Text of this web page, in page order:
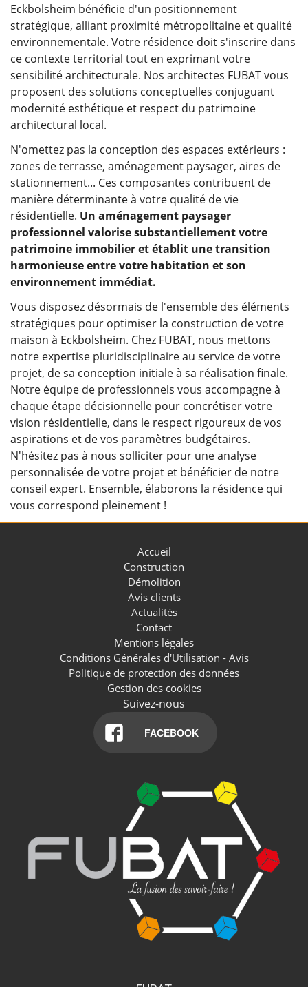
Eckbolsheim bénéficie d'un positionnement
stratégique, alliant proximité métropolitaine et qualité
environnementale. Votre résidence doit s'inscrire dans
ce contexte territorial tout en exprimant votre
sensibilité architecturale. Nos architectes FUBAT vous
proposent des solutions conceptuelles conjuguant
modernité esthétique et respect du patrimoine
architectural local.
N'omettez pas la conception des espaces extérieurs :
zones de terrasse, aménagement paysager, aires de
stationnement... Ces composantes contribuent de
manière déterminante à votre qualité de vie
résidentielle. Un aménagement paysager
professionnel valorise substantiellement votre
patrimoine immobilier et établit une transition
harmonieuse entre votre habitation et son
environnement immédiat.
Vous disposez désormais de l'ensemble des éléments
stratégiques pour optimiser la construction de votre
maison à Eckbolsheim. Chez FUBAT, nous mettons
notre expertise pluridisciplinaire au service de votre
projet, de sa conception initiale à sa réalisation finale.
Notre équipe de professionnels vous accompagne à
chaque étape décisionnelle pour concrétiser votre
vision résidentielle, dans le respect rigoureux de vos
aspirations et de vos paramètres budgétaires.
N'hésitez pas à nous solliciter pour une analyse
personnalisée de votre projet et bénéficier de notre
conseil expert. Ensemble, élaborons la résidence qui
vous correspond pleinement !
Accueil
Construction
Démolition
Avis clients
Actualités
Contact
Mentions légales
Conditions Générales d'Utilisation - Avis
Politique de protection des données
Gestion des cookies
Suivez-nous
FACEBOOK